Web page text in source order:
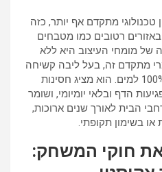
מתקדם אף יותר, כזה
רטובים כמו מטבחים
של מומחי העיצוב היא ללא
מתקדם זה, בעל ליבה קשיחה
במיוחד, מצטיין בעמידות של 100% למים. הוא מציג חסינות
הדף ובלאי יומיומי, ושומר
הבית לאורך שנים ארוכות,
בשימון תקופתי.
חוקי המשחק: